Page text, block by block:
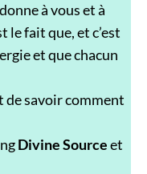
à vous et à
fait que, et c’est
et que chacun
de savoir comment
Divine Sourceet